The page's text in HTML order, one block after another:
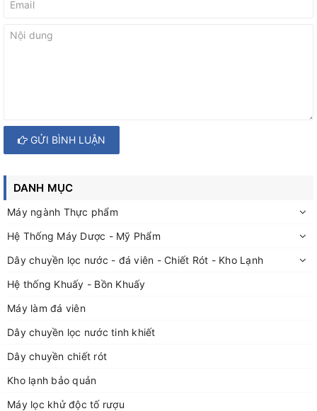
GỬI BÌNH LUẬN
DANH MỤC
Máy ngành Thực phẩm
Hệ Thống Máy Dược - Mỹ Phẩm
Dây chuyền lọc nước - đá viên - Chiết Rót - Kho Lạnh
Hệ thống Khuấy - Bồn Khuấy
Máy làm đá viên
Dây chuyền lọc nước tinh khiết
Dây chuyền chiết rót
Kho lạnh bảo quản
Máy lọc khử độc tố rượu